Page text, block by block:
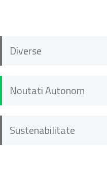
Diverse
Noutati Autonom
Sustenabilitate